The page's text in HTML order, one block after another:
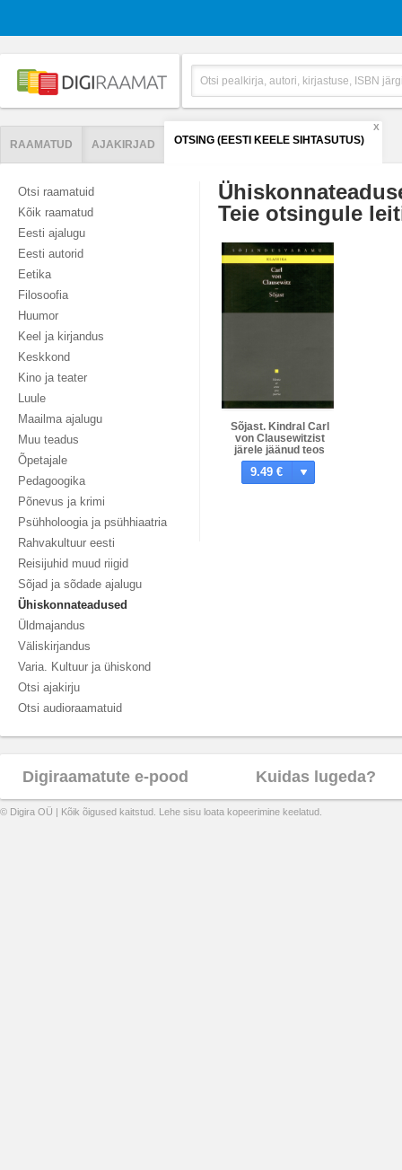
RAAMATUD AJAKIRJAD OTSING (EESTI KEELE SIHTASUTUS)
X
Otsi raamatuid
Kõik raamatud
Eesti ajalugu
Eesti autorid
Eetika
Filosoofia
Huumor
Keel ja kirjandus
Keskkond
Kino ja teater
Luule
Maailma ajalugu
Muu teadus
Õpetajale
Pedagoogika
Põnevus ja krimi
Psühholoogia ja psühhiaatria
Rahvakultuur eesti
Reisijuhid muud riigid
Sõjad ja sõdade ajalugu
Ühiskonnateadused
Üldmajandus
Väliskirjandus
Varia. Kultuur ja ühiskond
Otsi ajakirju
Otsi audioraamatuid
Teie otsingule
Sõjast. Kindral Carl
von Clausewitzist
järele jäänud teos
9.49 €
Digiraamatute e-pood Kuidas lugeda?
© Digira OÜ | Kõik õigused kaitstud. Lehe sisu loata kopeerimine keelatud.